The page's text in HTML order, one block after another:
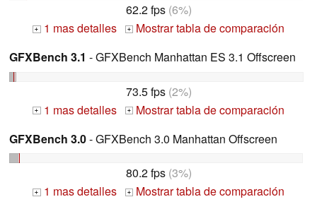
62.2 fps(6%)
+ 1 mas detalles +
Mostrar tabla de comparación
GFXBench 3.1 - GFXBench Manhattan ES 3.1 Offscreen
73.5 fps(2%)
+ 1 mas detalles +
Mostrar tabla de comparación
GFXBench 3.0- GFXBench 3.0 Manhattan Offscreen
80.2 fps(3%)
+ 1 mas detalles + Mostrar tabla de comparación